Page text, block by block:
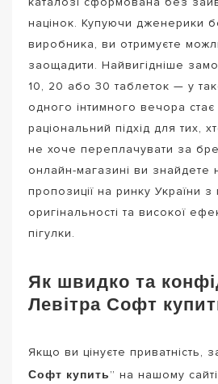
націнок. Купуючи дженерики
виробника, ви отримуєте
заощадити. Найвигідніше
10, 20 або 30 таблеток — у
одного інтимного вечора
раціональний підхід для тих,
не хоче переплачувати за
онлайн-магазині ви знайдете
пропозиції на ринку України з
оригінальності та високої
пігулки.
Як швидко та
Левітра Софт
Якщо ви цінуєте приватність,
Софт купить” на нашому